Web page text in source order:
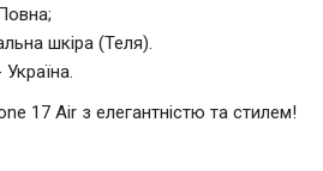
шкіра (Теля).
17 Air з елегантністю та стилем!